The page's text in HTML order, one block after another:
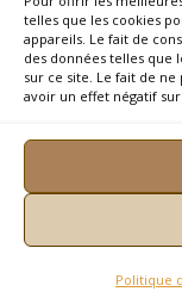
telles que les cookies
appareils. Le fait de
des données telles que
sur ce site. Le fait de
avoir un effet négatif
Politique
Notre Histoire
On parle de nous
Recrutement
Copyright ©